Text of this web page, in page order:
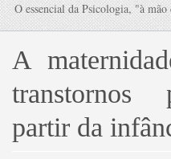
O essencial da Psicologia, "à
A
transtornos
partir da